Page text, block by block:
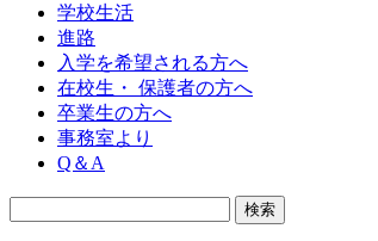
学校生活
進路
入学を希望される方へ
在校生・ 保護者の方へ
卒業生の方へ
事務室より
Q＆A